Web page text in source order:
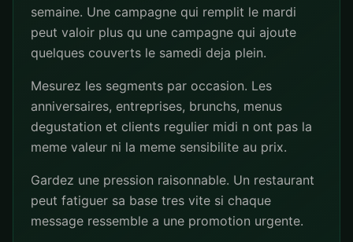
semaine. Une campagne qui remplit le mardi
peut valoir plus qu une campagne qui ajoute
quelques couverts le samedi deja plein.
Mesurez les segments par occasion. Les
anniversaires, entreprises, brunchs, menus
degustation et clients regulier midi n ont pas la
meme valeur ni la meme sensibilite au prix.
Gardez une pression raisonnable. Un restaurant
peut fatiguer sa base tres vite si chaque
message ressemble a une promotion urgente.